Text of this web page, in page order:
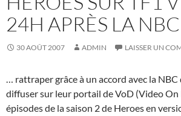
24H APRÈS LA NBC
30 AOÛT 2007 ADMIN LAISSER UN
… rattraper grâce à un accord avec la
diffuser sur leur portail de VoD (Video On
épisodes de la saison 2 de Heroes en